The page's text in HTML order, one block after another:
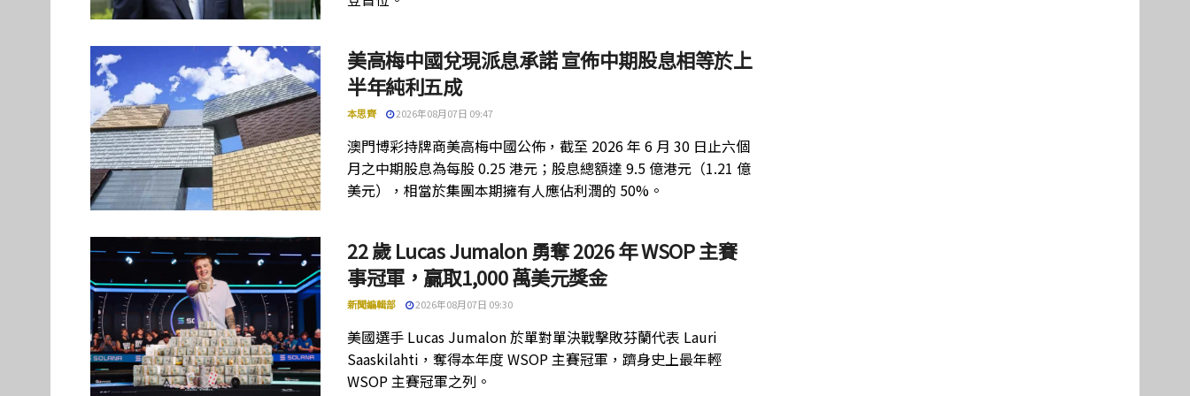
美高梅中國兌現派息承諾 宣佈中期股息相等於上
半年純利五成
本思齊 2026年08月07日 09:47
澳門博彩持牌商美高梅中國公佈，截至 2026 年 6 月 30 日止六個
月之中期股息為每股 0.25 港元；股息總額達 9.5 億港元（1.21 億
美元），相當於集團本期擁有人應佔利潤的 50%。
22 歲 Lucas Jumalon 勇奪 2026 年 WSOP 主賽
事冠軍，贏取1,000 萬美元獎金
新聞編輯部 2026年08月07日 09:30
美國選手 Lucas Jumalon 於單對單決戰擊敗芬蘭代表 Lauri
Saaskilahti，奪得本年度 WSOP 主賽冠軍，躋身史上最年輕
WSOP 主賽冠軍之列。